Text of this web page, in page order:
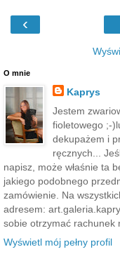
‹
O mnie
Kaprys
Jestem
fioletowego ;-
dekupażem i
ręcznych...
napisz, może właśnie ta
jakiego podobnego
zamówienie. Na
adresem:
sobie otrzymać rachunek
Wyświetl mój pełny profil